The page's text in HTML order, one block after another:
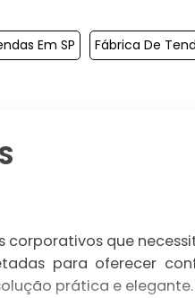
Em SP Fábrica De
corporativos que
para oferecer
prática e elegante.